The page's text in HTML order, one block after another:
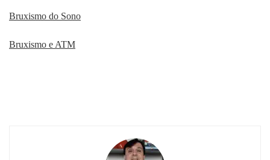
Bruxismo do Sono
Bruxismo e ATM